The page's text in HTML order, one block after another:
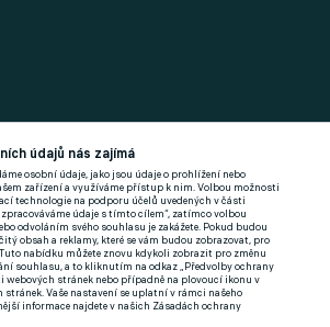
údajů nás zajímá
osobní údaje, jako jsou údaje o prohlížení nebo
zařízení a využíváme přístup k nim. Volbou možnosti
technologie na podporu účelů uvedených v části
údaje s tímto cílem“, zatímco volbou
odvoláním svého souhlasu je zakážete. Pokud budou
obsah a reklamy, které se vám budou zobrazovat, pro
nabídku můžete znovu kdykoli zobrazit pro změnu
souhlasu, a to kliknutím na odkaz „Předvolby ochrany
webových stránek nebo případně na plovoucí ikonu v
Vaše nastavení se uplatní v rámci našeho
informace najdete v našich Zásadách ochrany